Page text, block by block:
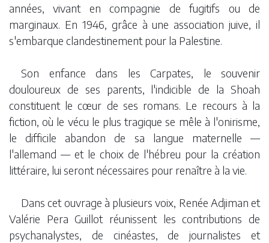
années, vivant en compagnie de fugitifs ou de
marginaux. En 1946, grâce à une association juive, il
s'embarque clandestinement pour la Palestine.
Son enfance dans les Carpates, le souvenir
douloureux de ses parents, l'indicible de la Shoah
constituent le cœur de ses romans. Le recours à la
fiction, où le vécu le plus tragique se mêle à l'onirisme,
le difficile abandon de sa langue maternelle —
l'allemand — et le choix de l'hébreu pour la création
littéraire, lui seront nécessaires pour renaître à la vie.
Dans cet ouvrage à plusieurs voix, Renée Adjiman et
Valérie Pera Guillot réunissent les contributions de
psychanalystes, de cinéastes, de journalistes et